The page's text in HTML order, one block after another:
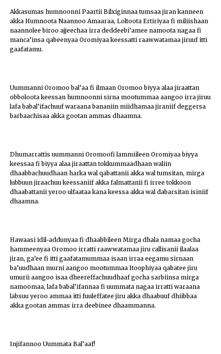
Akkasumas humnoonni Paartii Bilxiginnaa tumsaa jiran kanneen
akka Humnoota Naannoo Amaaraa, Loltoota Ertiriyaa fi miliishaan
naannolee biroo ajjeechaa irra deddeebi’amee namoota nagaa fi
manca’insa qabeenyaa Oromiyaa keessatti raawwatamaa jiruuf itti
gaafatamu.
Uummanni Oromoo bal’aa fi ilmaan Oromoo biyya alaa jiraattan
obboloota keessan humnoonni sirna mootummaa aangoo irra jiruu
lafa babal’ifachuuf waraana bananiin miidhamaa jiraniif deggersa
barbaachisaa akka gootan ammas dhaamna.
Dhumarrattis uummanni Oromoofi lammiileen Oromiyaa biyya
keessaa fi biyya alaa jiraattan tokkummaadhaan waliin
dhaabbachuudhaan harka wal qabattanii akka wal tumsitan, mirga
lubbuun jiraachuu keessaniif akka falmattanii fi irree tokkoon
dhaabattanii yeroo ulfaataa kana keessa akka wal dabarsitan isiniif
dhaamna.
Hawaasi idil-addunyaa fi dhaabbileen Mirga dhala namaa gocha
hammeenyaa Oromoo irratti raawwatamaa jiru callisanii ilaalaa
jiran, ga’ee fi itti gaafatamummaa isaan irraa eegamu sirnaan
ba’uudhaan murni aangoo mootummaa Itoophiyaa qabatee jiru
umurii aangoo isaa dheereffachuudhaaf gocha sarbiinsa mirga
namoomaa, lafa babal’ifannaa fi uummata nagaa irratti waraana
labsuu yeroo ammaa itti fuuleffatee jiru akka dhaabuuf dhiibbaa
akka gootan ammas irra deebinee dhaammanna.
Injifannoo Uummata Bal’aaf!